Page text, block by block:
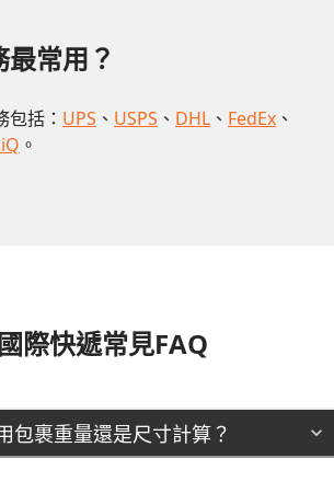
常用？
括： UPS 、 USPS 、 DHL 、 FedEx 、
。
國際快遞常見FAQ
包裹重量還是尺寸計算？